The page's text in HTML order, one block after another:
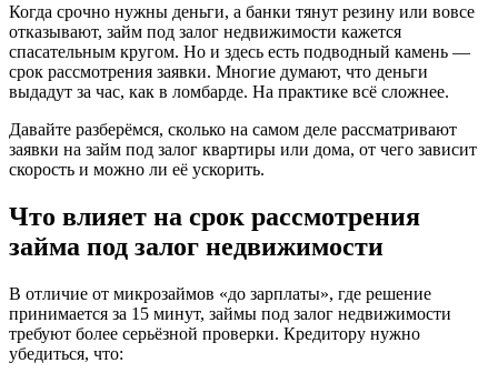
Когда срочно нужны деньги, а банки тянут резину или вовсе
отказывают, займ под залог недвижимости кажется
спасательным кругом. Но и здесь есть подводный камень —
срок рассмотрения заявки. Многие думают, что деньги
выдадут за час, как в ломбарде. На практике всё сложнее.
Давайте разберёмся, сколько на самом деле рассматривают
заявки на займ под залог квартиры или дома, от чего зависит
скорость и можно ли её ускорить.
Что влияет на срок рассмотрения
займа под залог недвижимости
В отличие от микрозаймов «до зарплаты», где решение
принимается за 15 минут, займы под залог недвижимости
требуют более серьёзной проверки. Кредитору нужно
убедиться, что: